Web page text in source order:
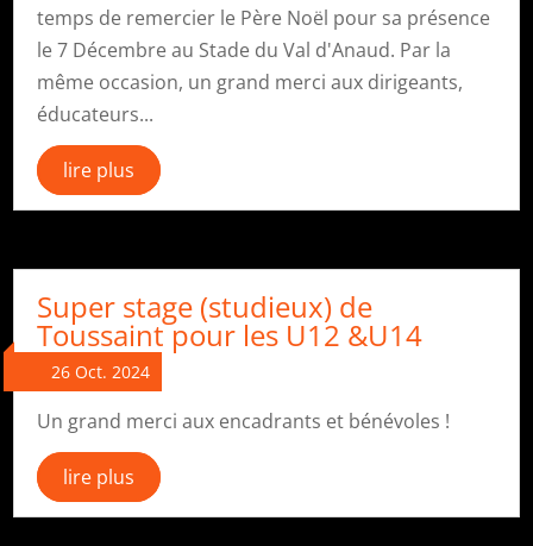
temps de remercier le Père Noël pour sa présence
le 7 Décembre au Stade du Val d'Anaud. Par la
même occasion, un grand merci aux dirigeants,
éducateurs...
lire plus
Super stage (studieux) de
Toussaint pour les U12 &U14
26 Oct. 2024
Un grand merci aux encadrants et bénévoles !
lire plus